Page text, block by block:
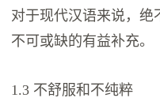
对于现代汉语来说，绝
不可或缺的有益补充。
1.3 不舒服和不纯粹